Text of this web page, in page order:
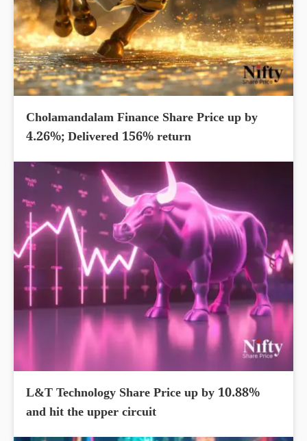
Cholamandalam Finance Share Price up by
4.26%; Delivered 156% return
L&T Technology Share Price up by 10.88%
and hit the upper circuit